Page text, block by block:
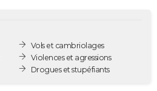
Vols et cambriolages
Violences et agressions
Drogues et stupéfiants